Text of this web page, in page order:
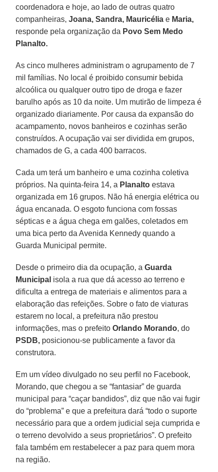
coordenadora e hoje, ao lado de outras quatro
companheiras,Joana, Sandra, Mauricélia e Maria,
responde pela organização da Povo Sem Medo
Planalto.
As cinco mulheres administram o agrupamento de 7
mil famílias. No local é proibido consumir bebida
alcoólica ou qualquer outro tipo de droga e fazer
barulho após as 10 da noite. Um mutirão de limpeza é
organizado diariamente. Por causa da expansão do
acampamento, novos banheiros e cozinhas serão
construídos. A ocupação vai ser dividida em grupos,
chamados de G, a cada 400 barracos.
Cada um terá um banheiro e uma cozinha coletiva
próprios. Na quinta-feira 14, a Planalto estava
organizada em 16 grupos. Não há energia elétrica ou
água encanada. O esgoto funciona com fossas
sépticas e a água chega em galões, coletados em
uma bica perto da Avenida Kennedy quando a
Guarda Municipal permite.
Desde o primeiro dia da ocupação, aGuarda
Municipal isola a rua que dá acesso ao terreno e
dificulta a entrega de materiais e alimentos para a
elaboração das refeições. Sobre o fato de viaturas
estarem no local, a prefeitura não prestou
informações, mas o prefeitoOrlando Morando, do
PSDB, posicionou-se publicamente a favor da
construtora.
Em um vídeo divulgado no seu perfil no Facebook,
Morando, que chegou a se “fantasiar” de guarda
municipal para “caçar bandidos”, diz que não vai fugir
do “problema” e que a prefeitura dará “todo o suporte
necessário para que a ordem judicial seja cumprida e
o terreno devolvido a seus proprietários”. O prefeito
fala também em restabelecer a paz para quem mora
na região.